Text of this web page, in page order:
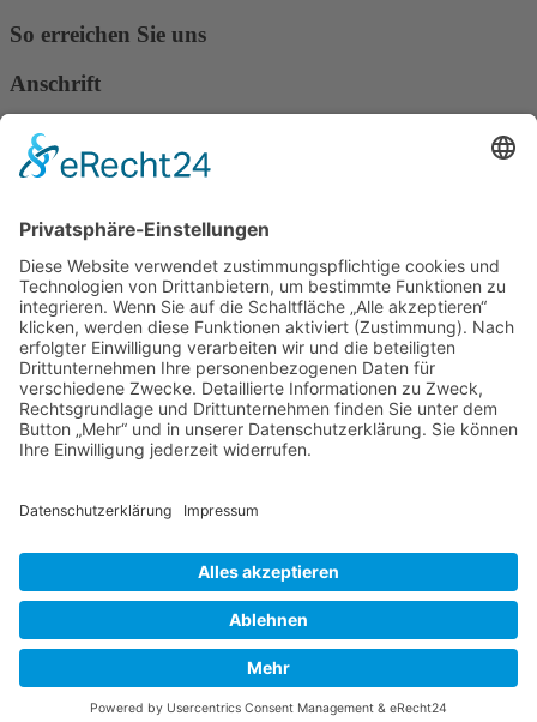
So erreichen Sie uns
Anschrift
Verband Deutscher Tierheilpraktiker e.V.
Verbandsverwaltung
Am Rosenbraken 12
E-Mail
Diese E-Mail-Adresse ist vor Spambots geschützt! Zur Anzeige
muss JavaScript eingeschaltet sein!
Diese E-Mail-Adresse ist vor Spambots geschützt! Zur Anzeige
muss JavaScript eingeschaltet sein!
Telefon Service-Team
Tel: 0261-1349 5200
Tel: 0172-546 19 20
Datenschutzerklärung
Der Gesundheitsverband für Tiertherapeuten
VDT bei Facebook